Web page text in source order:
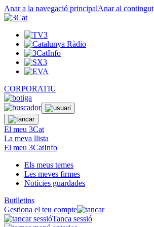
Anar a la navegació principalAnar al contingut
CORPORATIU
El meu 3Cat
La meva llista
El meu 3CatInfo
Els meus temes
Les meves firmes
Notícies guardades
Butlletins
Gestiona el teu compte
Tanca sessió